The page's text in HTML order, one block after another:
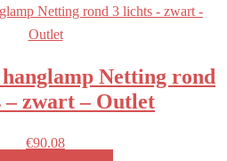
Netting rond
– zwart – Outlet
€90.08